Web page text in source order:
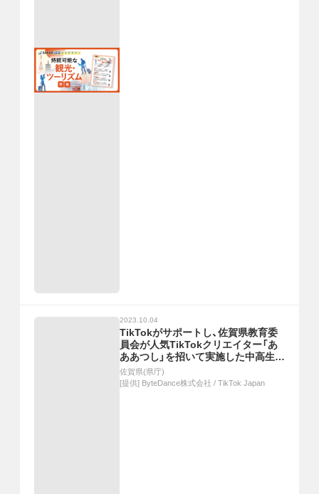
2023.10.04
TikTokがサポートし、佐賀県教育委
員会が人気TikTokクリエイター「あ
ああつし」を招いて実施した中高生向
けショートムービー制作セミナーよ
り、バズる動画の作り方を一部ご紹
佐賀県(県庁)
[提供] ByteDance株式会社 / TikTok Japan